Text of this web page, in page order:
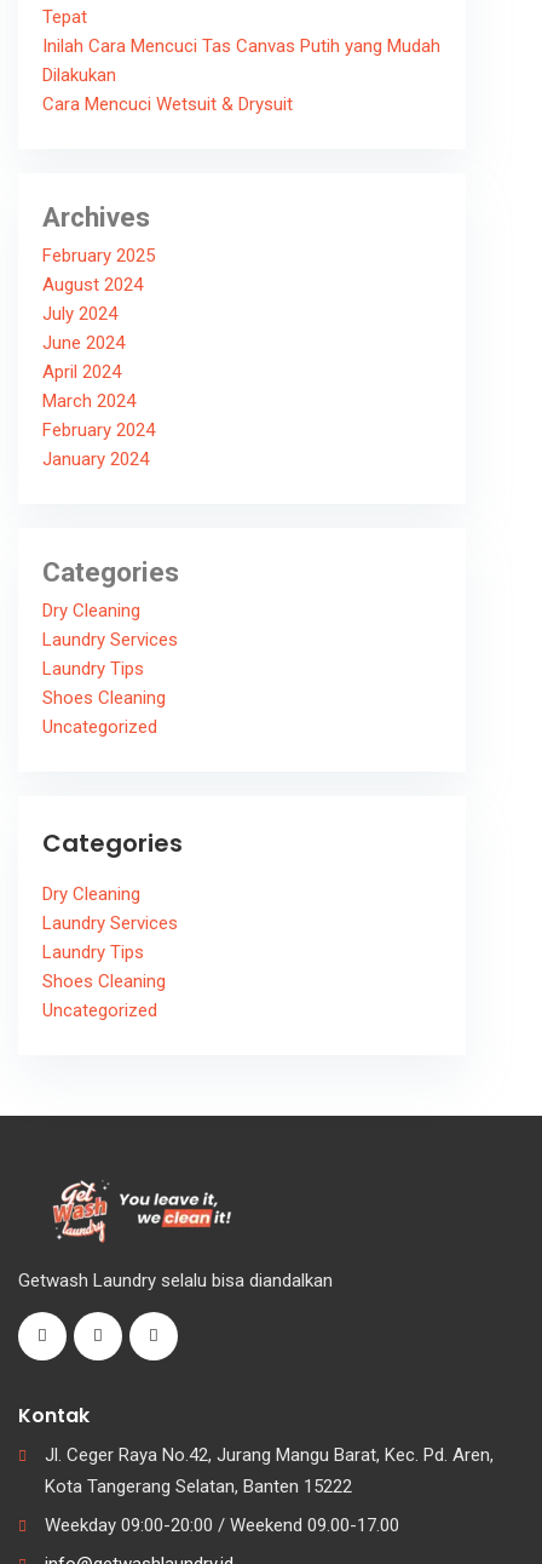
Tepat
Inilah Cara Mencuci Tas Canvas Putih yang Mudah
Dilakukan
Cara Mencuci Wetsuit & Drysuit
Archives
February 2025
August 2024
July 2024
June 2024
April 2024
March 2024
February 2024
January 2024
Categories
Dry Cleaning
Laundry Services
Laundry Tips
Shoes Cleaning
Uncategorized
Categories
Dry Cleaning
Laundry Services
Laundry Tips
Shoes Cleaning
Uncategorized
Getwash Laundry selalu bisa diandalkan
Kontak
Jl. Ceger Raya No.42, Jurang Mangu Barat, Kec. Pd. Aren,
Kota Tangerang Selatan, Banten 15222
Weekday 09:00-20:00 / Weekend 09.00-17.00